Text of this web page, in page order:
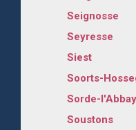
Seignosse
Seyresse
Siest
Soorts-
Sorde-
Soustons